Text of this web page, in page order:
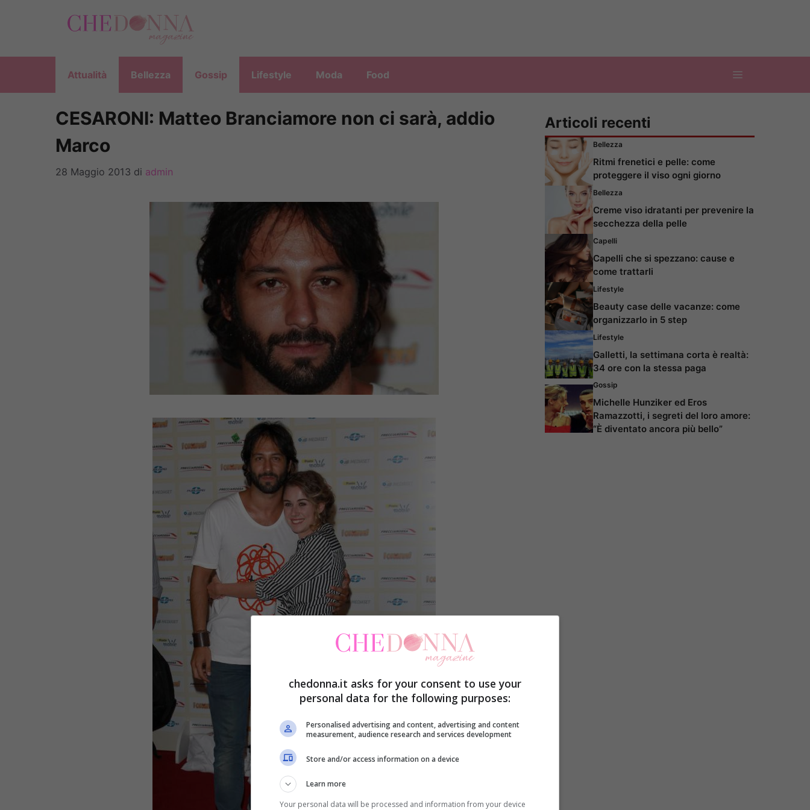
Attualità Bellezza Gossip Lifestyle Moda Food
CESARONI: Matteo Branciamore non ci sarà, addio
Marco
28 Maggio 2013 di admin
Articoli recenti
Bellezza
Ritmi frenetici e pelle: come
proteggere il viso ogni giorno
Bellezza
Creme viso idratanti per prevenire la
secchezza della pelle
Capelli
Capelli che si spezzano: cause e
come trattarli
Lifestyle
Beauty case delle vacanze: come
organizzarlo in 5 step
Lifestyle
Galletti, la settimana corta è realtà:
34 ore con la stessa paga
Gossip
Michelle Hunziker ed Eros
Ramazzotti, i segreti del loro amore:
“È diventato ancora più bello”
chedonna.it asks for your consent to use your
personal data for the following purposes:
Personalised advertising and content, advertising and content
measurement, audience research and services development
Store and/or access information on a device
Learn more
Your personal data will be processed and information from your device